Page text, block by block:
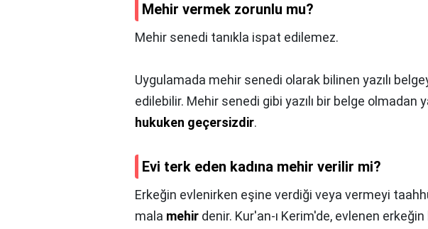
Mehir vermek zorunlu mu?
Mehir senedi tanıkla ispat edilemez.
Uygulamada mehir senedi olarak bilinen yazılı
edilebilir. Mehir senedi gibi yazılı bir belge olmadan
hukuken geçersizdir.
Evi terk eden kadına mehir verilir mi?
Erkeğin evlenirken eşine verdiği veya vermeyi
mala mehir denir. Kur'an-ı Kerim'de, evlenen erkeğin